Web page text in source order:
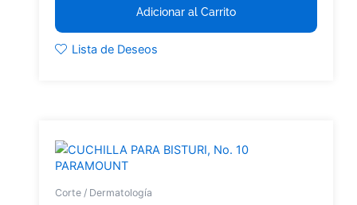
Adicionar al Carrito
Lista de Deseos
PARAMOUNT
Corte / Dermatología